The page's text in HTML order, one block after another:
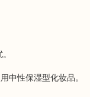
中性保湿型化妆品。